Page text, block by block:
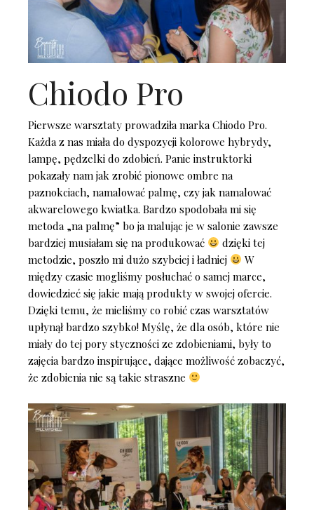
Chiodo Pro
Pierwsze warsztaty prowadziła marka Chiodo Pro.
Każda z nas miała do dyspozycji kolorowe hybrydy,
lampę, pędzelki do zdobień. Panie instruktorki
pokazały nam jak zrobić pionowe ombre na
paznokciach, namalować palmę, czy jak namalować
akwarelowego kwiatka. Bardzo spodobała mi się
metoda „na palmę” bo ja malując je w salonie zawsze
bardziej musiałam się na produkować
dzięki tej
metodzie, poszło mi dużo szybciej i ładniej
W
między czasie mogliśmy posłuchać o samej marce,
dowiedzieć się jakie mają produkty w swojej ofercie.
Dzięki temu, że mieliśmy co robić czas warsztatów
upłynął bardzo szybko! Myślę, że dla osób, które nie
miały do tej pory styczności ze zdobieniami, były to
zajęcia bardzo inspirujące, dające możliwość zobaczyć,
że zdobienia nie są takie straszne